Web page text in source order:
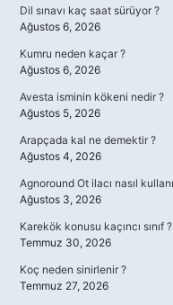
Dil sınavı kaç saat sürüyor ?
Ağustos 6, 2026
Kumru neden kaçar ?
Ağustos 6, 2026
Avesta isminin kökeni nedir ?
Ağustos 5, 2026
Arapçada kal ne demektir ?
Ağustos 4, 2026
Agnoround Ot ilacı nasıl
Ağustos 3, 2026
Karekök konusu kaçıncı sınıf ?
Temmuz 30, 2026
Koç neden sinirlenir ?
Temmuz 27, 2026